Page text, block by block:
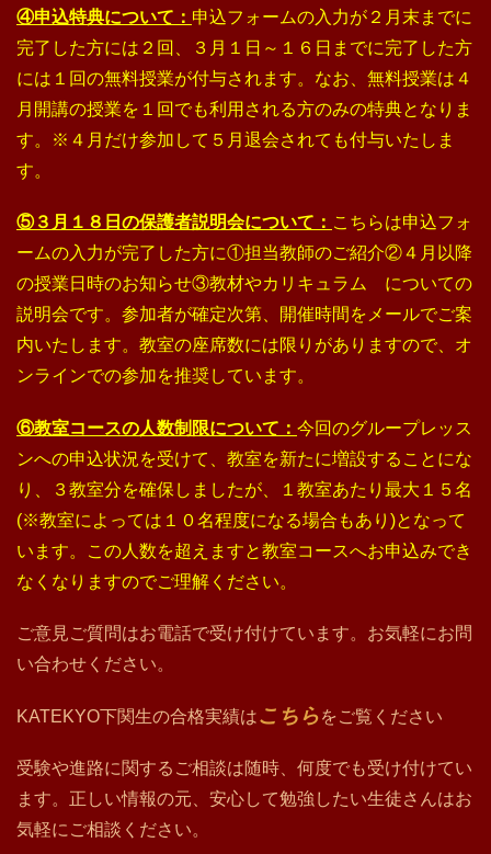
④申込特典について： 申込フォームの入力が２月末までに
完了した方には２回、３月１日～１６日までに完了した方
には１回の無料授業が付与されます。なお、無料授業は４
月開講の授業を１回でも利用される方のみの特典となりま
す。※４月だけ参加して５月退会されても付与いたしま
す。
⑤３月１８日の保護者説明会について： こちらは申込フォ
ームの入力が完了した方に①担当教師のご紹介②４月以降
の授業日時のお知らせ③教材やカリキュラム についての
説明会です。参加者が確定次第、開催時間をメールでご案
内いたします。教室の座席数には限りがありますので、オ
ンラインでの参加を推奨しています。
⑥教室コースの人数制限について： 今回のグループレッス
ンへの申込状況を受けて、教室を新たに増設することにな
り、３教室分を確保しましたが、１教室あたり最大１５名
(※教室によっては１０名程度になる場合もあり)となって
います。この人数を超えますと教室コースへお申込みでき
なくなりますのでご理解ください。
ご意見ご質問はお電話で受け付けています。お気軽にお問
い合わせください。
KATEKYO下関生の合格実績はこちらをご覧ください
受験や進路に関するご相談は随時、何度でも受け付けてい
ます。正しい情報の元、安心して勉強したい生徒さんはお
気軽にご相談ください。